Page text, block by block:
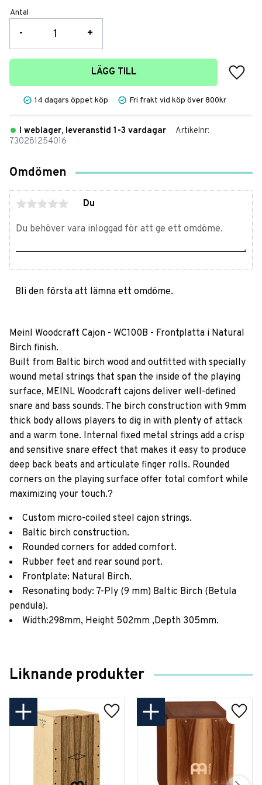
Antal
+
-
LÄGG TILL
Lägg
14 dagars öppet köp Fri frakt vid köp över 800kr
I weblager, leveranstid 1-3 vardagar
Artikelnr
730281254016
Omdömen
Du
Bli den första att lämna ett omdöme.
Meinl Woodcraft Cajon - WC100B - Frontplatta i Natural
Birch finish.
Built from Baltic birch wood and outfitted with specially
wound metal strings that span the inside of the playing
surface, MEINL Woodcraft cajons deliver well-defined
snare and bass sounds. The birch construction with 9mm
thick body allows players to dig in with plenty of attack
and a warm tone. Internal fixed metal strings add a crisp
and sensitive snare effect that makes it easy to produce
deep back beats and articulate finger rolls. Rounded
corners on the playing surface offer total comfort while
maximizing your touch.?
Custom micro-coiled steel cajon strings.
Baltic birch construction.
Rounded corners for added comfort.
Rubber feet and rear sound port.
Frontplate: Natural Birch.
Resonating body: 7-Ply (9 mm) Baltic Birch (Betula
pendula).
Width:298mm, Height 502mm ,Depth 305mm.
Liknande produkter